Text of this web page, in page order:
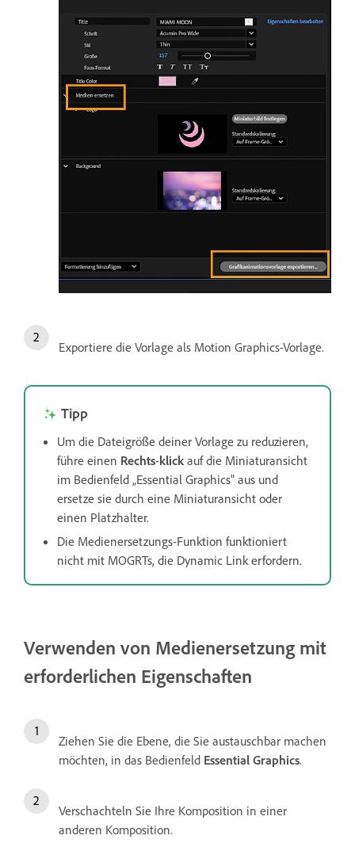
Exportiere die Vorlage als Motion Graphics-Vorlage.
Tipp
Um die Dateigröße deiner Vorlage zu reduzieren,
führe einen Rechts-klick auf die Miniaturansicht
im Bedienfeld „Essential Graphics" aus und
ersetze sie durch eine Miniaturansicht oder
einen Platzhalter.
Die Medienersetzungs-Funktion funktioniert
nicht mit MOGRTs, die Dynamic Link erfordern.
Verwenden von Medienersetzung mit
erforderlichen Eigenschaften
Ziehen Sie die Ebene, die Sie austauschbar machen
möchten, in das Bedienfeld Essential Graphics.
Verschachteln Sie Ihre Komposition in einer
anderen Komposition.